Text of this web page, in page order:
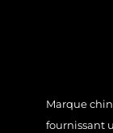
Marque
fournissant